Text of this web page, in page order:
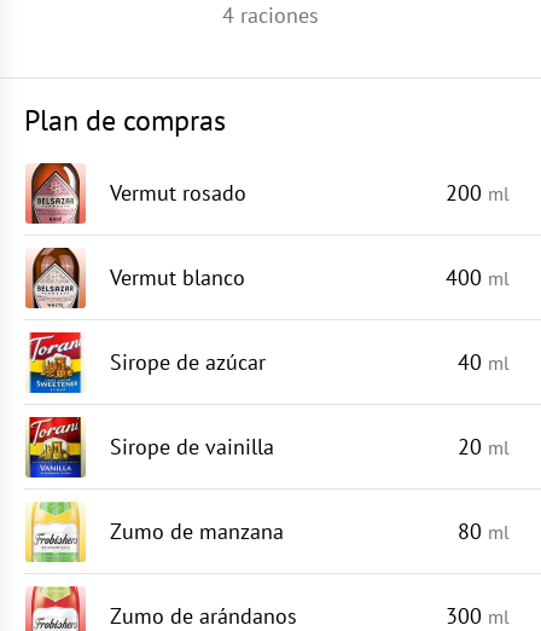
4 raciones
Plan de compras
Vermut rosado 200 ml
Vermut blanco 400 ml
Sirope de azúcar 40 ml
Sirope de vainilla 20 ml
Zumo de manzana 80 ml
Zumo de arándanos 300 ml